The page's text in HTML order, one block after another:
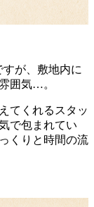
が、敷地内に
囲気…。
てくれるスタッ
で包まれてい
くりと時間の流